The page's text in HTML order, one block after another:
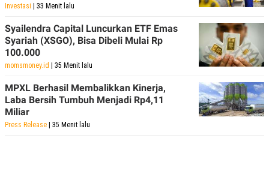
Investasi | 33 Menit lalu
Syailendra Capital Luncurkan ETF Emas
Syariah (XSGO), Bisa Dibeli Mulai Rp
100.000
momsmoney.id | 35 Menit lalu
MPXL Berhasil Membalikkan Kinerja,
Laba Bersih Tumbuh Menjadi Rp4,11
Miliar
Press Release | 35 Menit lalu